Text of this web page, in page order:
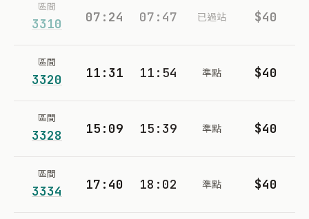
區間
3310 07:24 07:47 已過站 $40
區間
3320 11:31 11:54 準點 $40
區間
3328 15:09 15:39 準點 $40
區間
3334 17:40 18:02 準點 $40